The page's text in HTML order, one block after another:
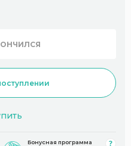
Бонусная программа